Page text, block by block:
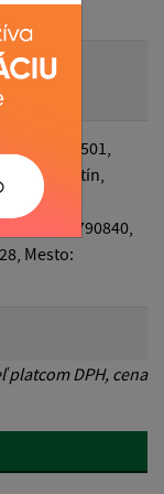
00314501,
Hruštín,
IČO: 51790840,
Mesto:
platcom DPH, cena